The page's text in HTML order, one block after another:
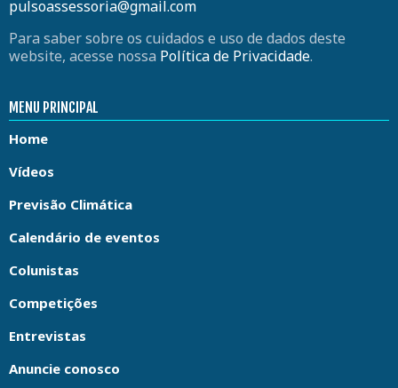
pulsoassessoria@gmail.com
Para saber sobre os cuidados e uso de dados deste
website, acesse nossa Política de Privacidade.
MENU PRINCIPAL
Home
Vídeos
Previsão Climática
Calendário de eventos
Colunistas
Competições
Entrevistas
Anuncie conosco